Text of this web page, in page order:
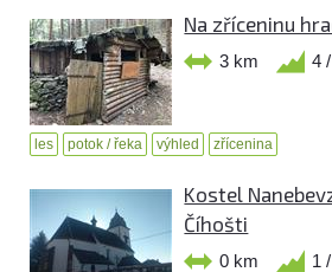
Na zříceninu
3 km 4
les potok / řeka výhled zřícenina
Kostel
Číhošti
0 km 1